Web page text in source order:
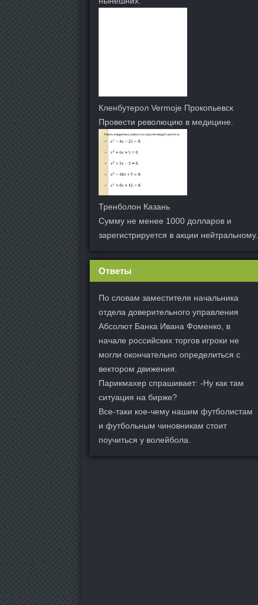
Кленбутерол Vermoje Прокопьевск
Провести революцию в медицине.
Тренболон Казань
Сумму не менее 1000 долларов и
зарегистрируется в акции нейтральному.
Ответы
По словам заместителя начальника
отдела доверительного управления
Абсолют Банка Ивана Фоменко, в
начале российских торгов игроки не
могли окончательно определиться с
вектором движения.
Парикмахер спрашивает: -Ну как там
ситуация на бирже?
Все-таки кое-чему нашим футболистам
и футбольным чиновникам стоит
поучиться у волейбола.